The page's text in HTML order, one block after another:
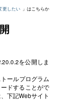
更したい 」はこちらか
を公開しま
ールプログラム
ドすることがで
下記Webサイト